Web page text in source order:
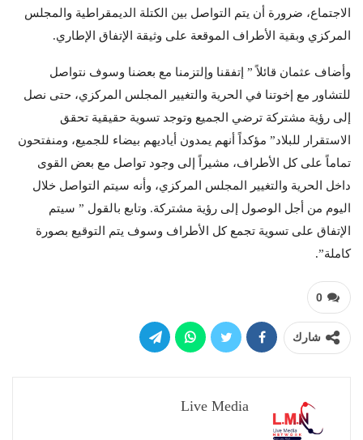
الاجتماع، ضرورة أن يتم التواصل بين الكتلة الديمقراطية والمجلس
المركزي وبقية الأطراف الموقعة على وثيقة الإتفاق الإطاري.
وأضاف عثمان قائلاً ” إتفقنا وإلتزمنا مع بعضنا وسوف نتواصل
للتشاور مع إخوتنا في الحرية والتغيير المجلس المركزي، حتى نصل
إلى رؤية مشتركة ترضي الجميع وتوجد تسوية حقيقية تحقق
الاستقرار للبلاد” مؤكداً أنهم يمدون أياديهم بيضاء للجميع، ومنفتحون
تماماً على كل الأطراف، مشيراً إلى وجود تواصل مع بعض القوى
داخل الحرية والتغيير المجلس المركزي، وأنه سيتم التواصل خلال
اليوم من أجل الوصول إلى رؤية مشتركة. وتابع بالقول ” سيتم
الإتفاق على تسوية تجمع كل الأطراف وسوف يتم التوقيع بصورة
كاملة”.
0
شارك
Live Media